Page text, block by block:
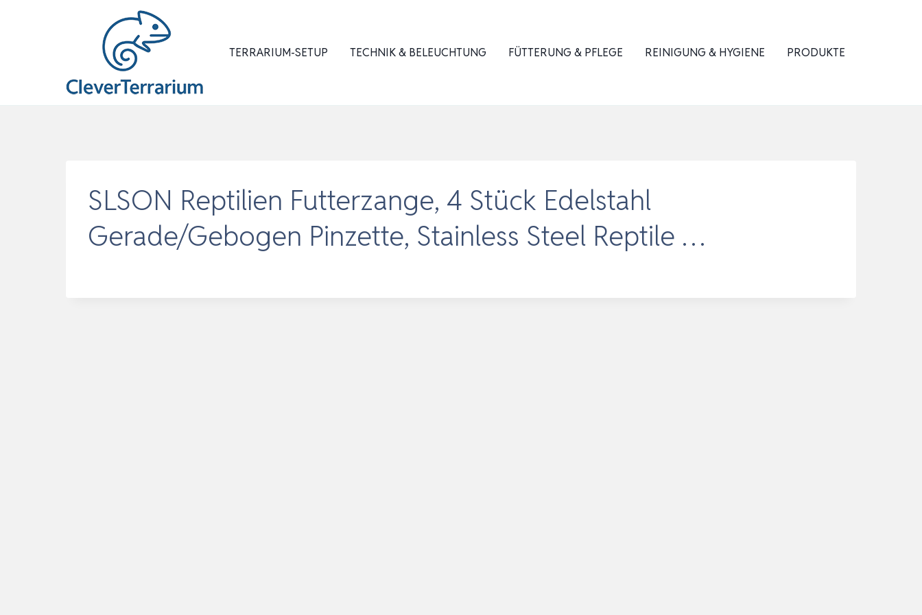
TERRARIUM-SETUP TECHNIK & BELEUCHTUNG FÜTTERUNG & PFLEGE REINIGUNG & HYGIENE PRODUKTE
SLSON Reptilien Futterzange, 4 Stück Edelstahl
Gerade/Gebogen Pinzette, Stainless Steel Reptile …